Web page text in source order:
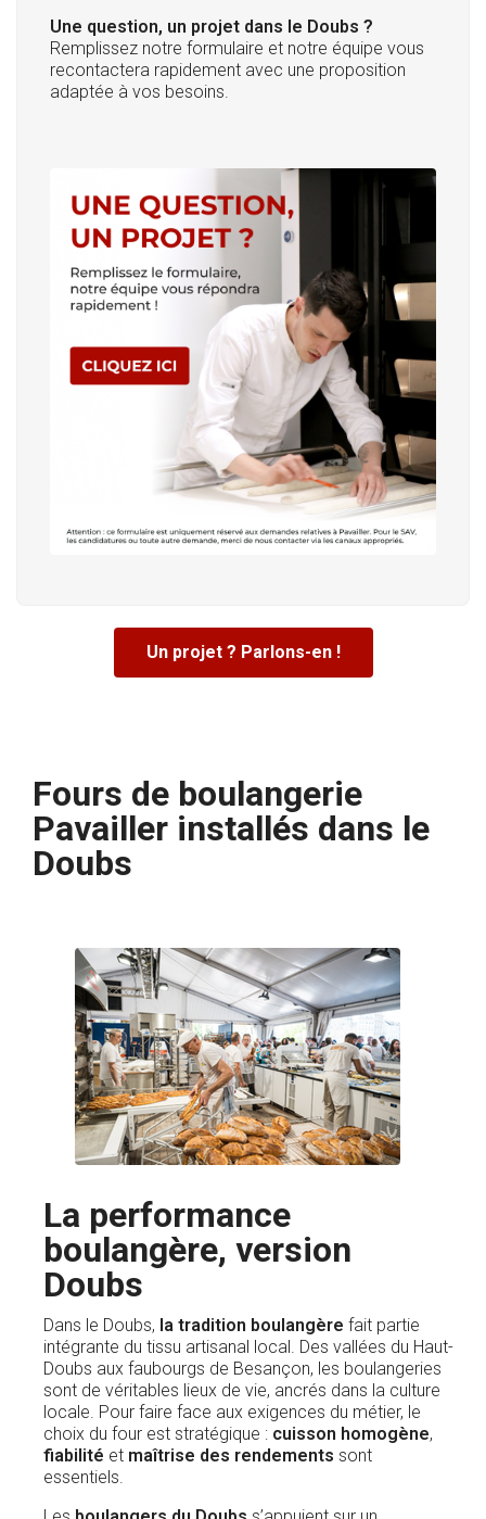
Une question, un projet dans le Doubs ?
Remplissez notre formulaire et notre équipe vous
recontactera rapidement avec une proposition
adaptée à vos besoins.
Un projet ? Parlons-en !
Fours de boulangerie
Pavailler installés dans le
Doubs
La performance
boulangère, version
Doubs
Dans le Doubs, la tradition boulangère fait partie
intégrante du tissu artisanal local. Des vallées du Haut-
Doubs aux faubourgs de Besançon, les boulangeries
sont de véritables lieux de vie, ancrés dans la culture
locale. Pour faire face aux exigences du métier, le
choix du four est stratégique : cuisson homogène,
fiabilité et maîtrise des rendements sont
essentiels.